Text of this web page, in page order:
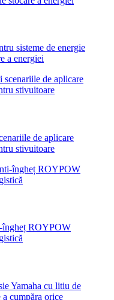
sisteme de energie
a energiei
de aplicare
stivuitoare
îngheț ROYPOW